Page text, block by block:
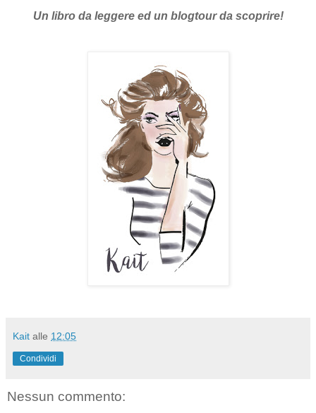
Un libro da leggere ed un blogtour da scoprire!
Kait alle 12:05
Condividi
Nessun commento: